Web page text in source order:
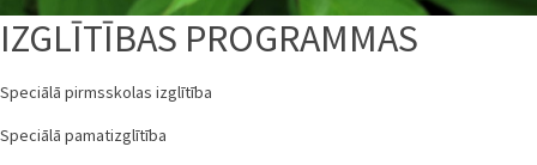
IZGLĪTĪBAS PROGRAMMAS
Speciālā pirmsskolas izglītība
Speciālā pamatizglītība